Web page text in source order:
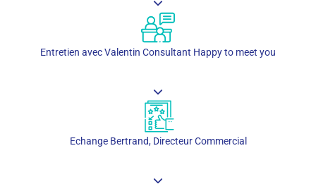
Entretien avec Valentin Consultant Happy to meet you
Echange Bertrand, Directeur Commercial